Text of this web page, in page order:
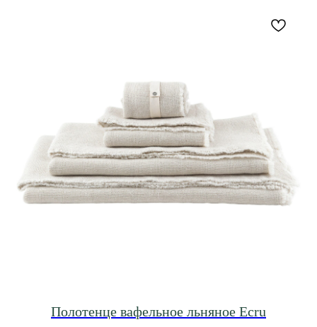
Полотенце вафельное льняное Ecru